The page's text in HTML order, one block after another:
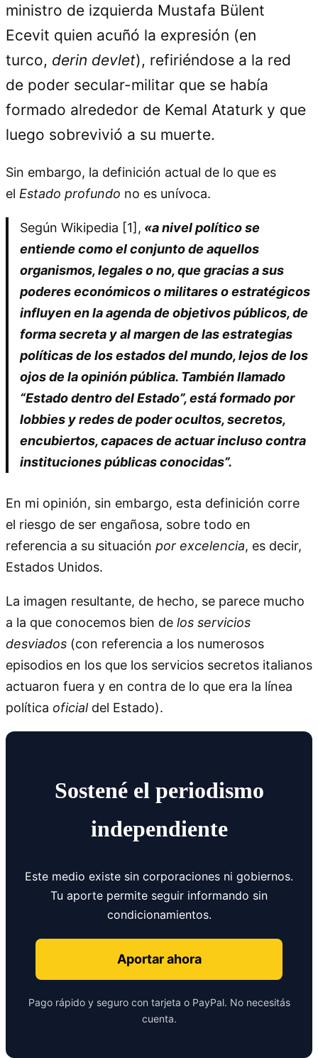
ministro de izquierda Mustafa Bülent
Ecevit quien acuñó la expresión (en
turco, derin devlet), refiriéndose a la red
de poder secular-militar que se había
formado alrededor de Kemal Ataturk y que
luego sobrevivió a su muerte.
Sin embargo, la definición actual de lo que es
el Estado profundo no es unívoca.
Según Wikipedia [1], «a nivel político se
entiende como el conjunto de aquellos
organismos, legales o no, que gracias a sus
poderes económicos o militares o estratégicos
influyen en la agenda de objetivos públicos, de
forma secreta y al margen de las estrategias
políticas de los estados del mundo, lejos de los
ojos de la opinión pública. También llamado
“Estado dentro del Estado”, está formado por
lobbies y redes de poder ocultos, secretos,
encubiertos, capaces de actuar incluso contra
instituciones públicas conocidas”.
En mi opinión, sin embargo, esta definición corre
el riesgo de ser engañosa, sobre todo en
referencia a su situación por excelencia, es decir,
Estados Unidos.
La imagen resultante, de hecho, se parece mucho
a la que conocemos bien de los servicios
desviados (con referencia a los numerosos
episodios en los que los servicios secretos italianos
actuaron fuera y en contra de lo que era la línea
política oficialdel Estado).
Sostené el periodismo
independiente
Este medio existe sin corporaciones ni gobiernos.
Tu aporte permite seguir informando sin
condicionamientos.
Aportar ahora
Pago rápido y seguro con tarjeta o PayPal. No necesitás
cuenta.